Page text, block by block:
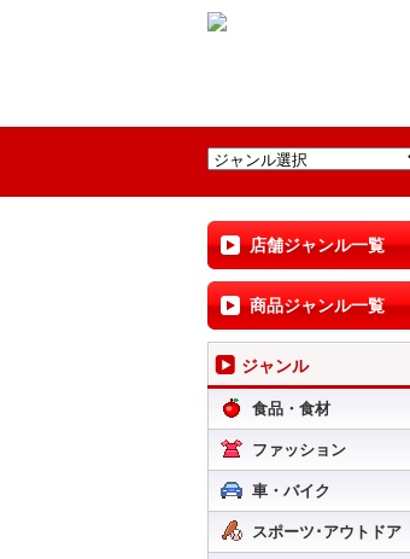
店舗ジャンル一覧
商品ジャンル一覧
ジャンル
食品・食材
ファッション
車・バイク
スポーツ･アウトドア